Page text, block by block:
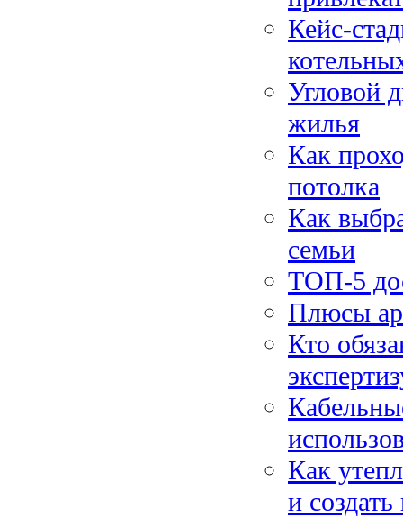
Кейс-
Угловой
жилья
Как
потолка
Как
семьи
ТОП-5
Плюсы
Кто
Как
и